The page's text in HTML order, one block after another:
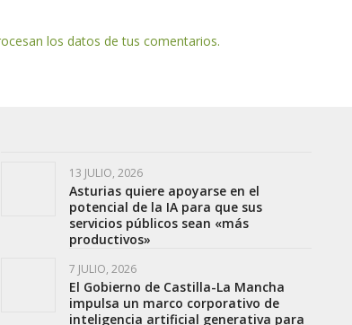
los datos de tus comentarios.
13 JULIO, 2026
Asturias quiere apoyarse en el
potencial de la IA para que sus
servicios públicos sean «más
productivos»
7 JULIO, 2026
El Gobierno de Castilla-La Mancha
impulsa un marco corporativo de
inteligencia artificial generativa para